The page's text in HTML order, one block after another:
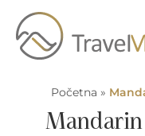
Početna »